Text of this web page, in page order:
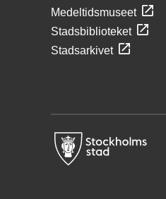
Medeltidsmuseet
Stadsbiblioteket
Stadsarkivet